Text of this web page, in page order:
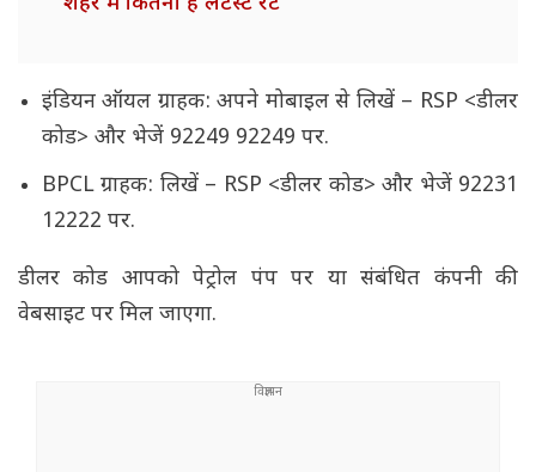
इंडियन ऑयल ग्राहक: अपने मोबाइल से लिखें – RSP <डीलर
कोड> और भेजें 92249 92249 पर.
BPCL ग्राहक: लिखें – RSP <डीलर कोड> और भेजें 92231
12222 पर.
डीलर कोड आपको पेट्रोल पंप पर या संबंधित कंपनी की
वेबसाइट पर मिल जाएगा.